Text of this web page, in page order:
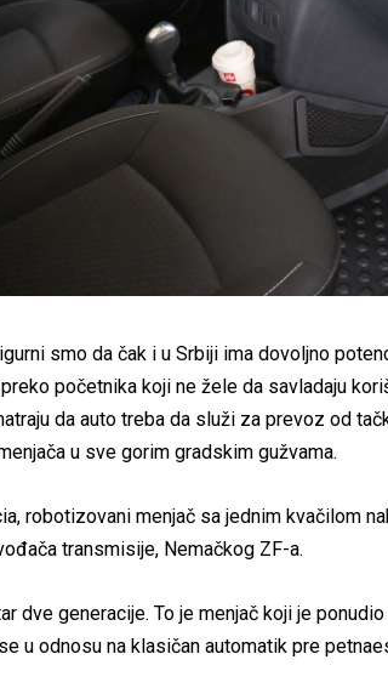
smo da čak i u Srbiji ima dovoljno
početnika koji ne žele da savladaju
da auto treba da služi za prevoz od
u sve gorim gradskim gužvama.
robotizovani menjač sa jednim kvačilom
transmisije, Nemačkog ZF-a.
dve generacije. To je menjač koji je
u odnosu na klasičan automatik pre